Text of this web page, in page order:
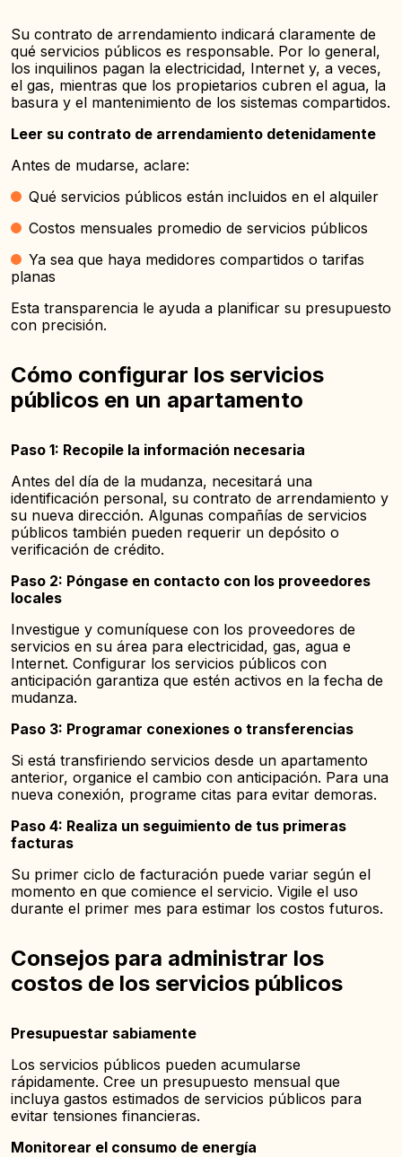
Su contrato de arrendamiento indicará claramente de
qué servicios públicos es responsable. Por lo general,
los inquilinos pagan la electricidad, Internet y, a veces,
el gas, mientras que los propietarios cubren el agua, la
basura y el mantenimiento de los sistemas compartidos.
Leer su contrato de arrendamiento detenidamente
Antes de mudarse, aclare:
Qué servicios públicos están incluidos en el alquiler
Costos mensuales promedio de servicios públicos
Ya sea que haya medidores compartidos o tarifas
planas
Esta transparencia le ayuda a planificar su presupuesto
con precisión.
Cómo configurar los servicios
públicos en un apartamento
Paso 1: Recopile la información necesaria
Antes del día de la mudanza, necesitará una
identificación personal, su contrato de arrendamiento y
su nueva dirección. Algunas compañías de servicios
públicos también pueden requerir un depósito o
verificación de crédito.
Paso 2: Póngase en contacto con los proveedores
locales
Investigue y comuníquese con los proveedores de
servicios en su área para electricidad, gas, agua e
Internet. Configurar los servicios públicos con
anticipación garantiza que estén activos en la fecha de
mudanza.
Paso 3: Programar conexiones o transferencias
Si está transfiriendo servicios desde un apartamento
anterior, organice el cambio con anticipación. Para una
nueva conexión, programe citas para evitar demoras.
Paso 4: Realiza un seguimiento de tus primeras
facturas
Su primer ciclo de facturación puede variar según el
momento en que comience el servicio. Vigile el uso
durante el primer mes para estimar los costos futuros.
Consejos para administrar los
costos de los servicios públicos
Presupuestar sabiamente
Los servicios públicos pueden acumularse
rápidamente. Cree un presupuesto mensual que
incluya gastos estimados de servicios públicos para
evitar tensiones financieras.
Monitorear el consumo de energía